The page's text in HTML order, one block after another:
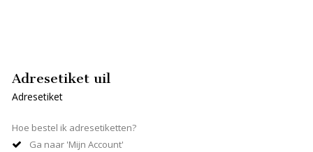
Adresetiket uil
Adresetiket
Hoe bestel ik adresetiketten?
Ga naar 'Mijn Account'